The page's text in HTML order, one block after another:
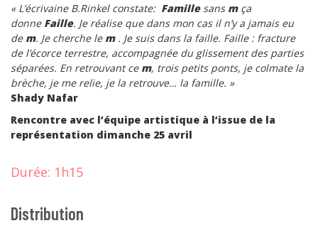
« L’écrivaine B.Rinkel constate: Famillesansm ça
donne Faille. Je réalise que dans mon cas il n’y a jamais eu
de m. Je cherche le m. Je suis dans la faille. Faille : fracture
de l’écorce terrestre, accompagnée du glissement des parties
séparées. En retrouvant ce m, trois petits ponts, je colmate la
brèche, je me relie, je la retrouve… la famille. »
Shady Nafar
Rencontre avec l’équipe artistique à l’issue de la
représentation dimanche 25 avril
Durée: 1h15
Distribution